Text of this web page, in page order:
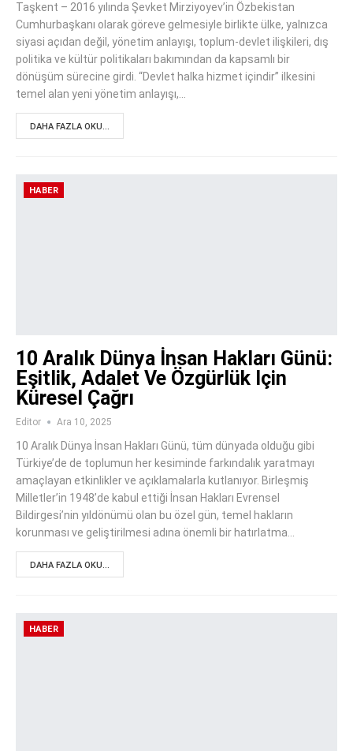
Taşkent – 2016 yılında Şevket Mirziyoyev’in Özbekistan
Cumhurbaşkanı olarak göreve gelmesiyle birlikte ülke, yalnızca
siyasi açıdan değil, yönetim anlayışı, toplum-devlet ilişkileri, dış
politika ve kültür politikaları bakımından da kapsamlı bir
dönüşüm sürecine girdi. “Devlet halka hizmet içindir” ilkesini
temel alan yeni yönetim anlayışı,…
DAHA FAZLA OKU...
HABER
10 Aralık Dünya İnsan Hakları Günü:
Eşitlik, Adalet Ve Özgürlük Için
Küresel Çağrı
Editor Ara 10, 2025
10 Aralık Dünya İnsan Hakları Günü, tüm dünyada olduğu gibi
Türkiye’de de toplumun her kesiminde farkındalık yaratmayı
amaçlayan etkinlikler ve açıklamalarla kutlanıyor. Birleşmiş
Milletler’in 1948’de kabul ettiği İnsan Hakları Evrensel
Bildirgesi’nin yıldönümü olan bu özel gün, temel hakların
korunması ve geliştirilmesi adına önemli bir hatırlatma…
DAHA FAZLA OKU...
HABER